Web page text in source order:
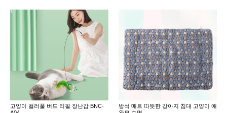
고양이 컬러풀 버드 리필 장난감 BNC-
방석 매트 따뜻한 강아지 침대 고양이 애